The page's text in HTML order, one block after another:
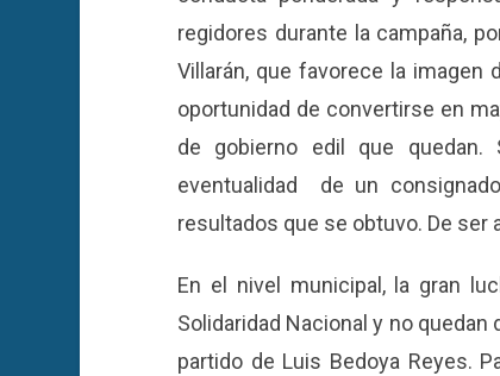
regidores durante la campaña,
Villarán, que favorece la imagen
oportunidad de convertirse en
de gobierno edil que
eventualidad de un
resultados que se obtuvo. De ser
En el nivel municipal, la gran
Solidaridad Nacional y no
partido de Luis Bedoya Reyes.